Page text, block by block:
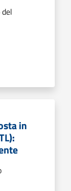
in